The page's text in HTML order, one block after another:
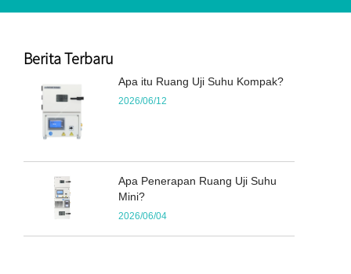
Berita Terbaru
Apa itu Ruang Uji Suhu Kompak?
2026/06/12
Apa Penerapan Ruang Uji Suhu
Mini?
2026/06/04